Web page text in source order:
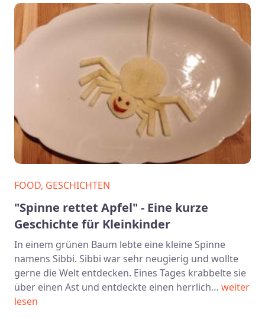
FOOD, GESCHICHTEN
"Spinne rettet Apfel" - Eine kurze
Geschichte für Kleinkinder
In einem grünen Baum lebte eine kleine Spinne
namens Sibbi. Sibbi war sehr neugierig und wollte
gerne die Welt entdecken. Eines Tages krabbelte sie
über einen Ast und entdeckte einen herrlich… weiter
lesen